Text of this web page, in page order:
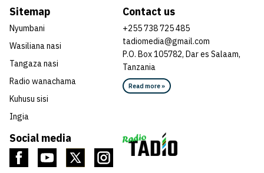
Social media
Sitemap
Nyumbani
Wasiliana nasi
Tangaza nasi
Radio wanachama
Kuhusu sisi
Ingia
Contact us
+255 738 725 485
tadiomedia@gmail.com
P.O. Box 105782, Dar es Salaam,
Tanzania
Read more »